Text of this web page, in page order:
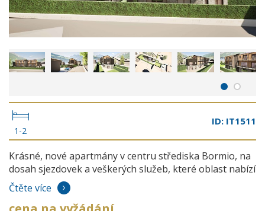
1-2
ID: IT1511
Krásné, nové apartmány v centru střediska Bormio, na
dosah sjezdovek a veškerých služeb, které oblast nabízí
Čtěte více